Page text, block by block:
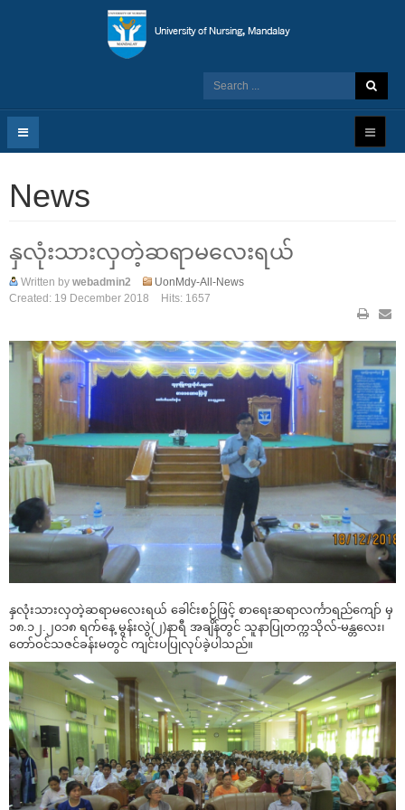
News
နှလုံးသားလှတဲ့ဆရာမလေးရယ်
Written by webadmin2
UonMdy-All-News
Created: 19 December 2018
Hits: 1657
နှလုံးသားလှတဲ့ဆရာမလေးရယ် ခေါင်းစဉ်ဖြင့် စာရေးဆရာလင်္ကာရည်ကျော် မှ
၁၈.၁၂.၂၀၁၈ ရက်နေ့ မွန်းလွဲ(၂)နာရီ အချိန်တွင် သူနာပြုတက္ကသိုလ်-မန္တလေး၊
တော်ဝင်သဇင်ခန်းမတွင် ကျင်းပပြုလုပ်ခဲ့ပါသည်။